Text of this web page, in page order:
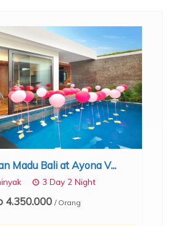
Madu Bali at Ayona V...
3 Day 2 Night
4.350.000 / Orang